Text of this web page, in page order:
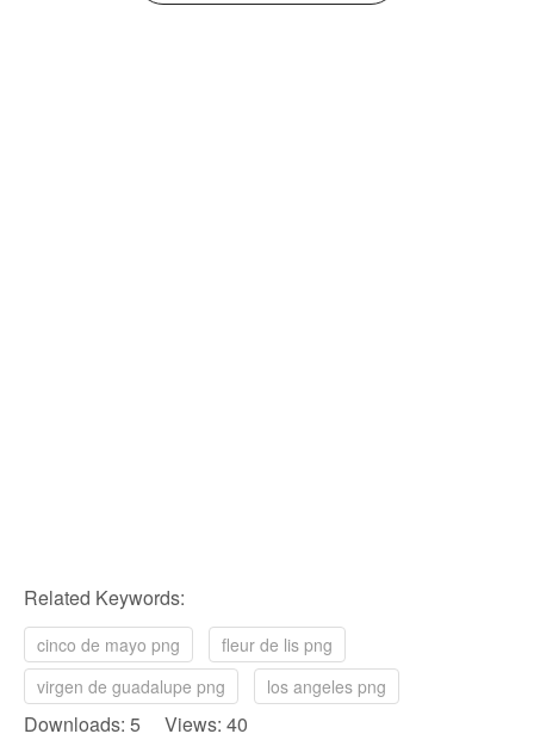
Related Keywords:
cinco de mayo png
fleur de lis png
virgen de guadalupe png
los angeles png
Downloads: 5 Views: 40